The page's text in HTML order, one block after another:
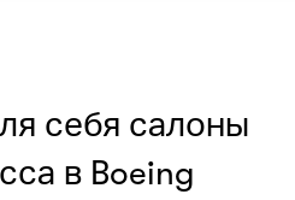
себя салоны
в Boeing